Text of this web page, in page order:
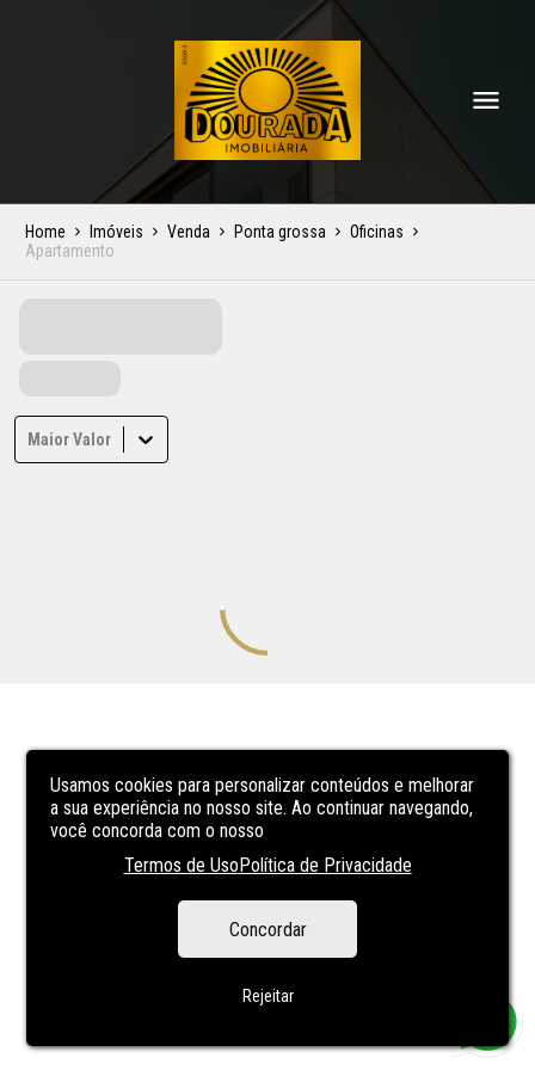
Usamos cookies para personalizar conteúdos e melhorar
a sua experiência no nosso site. Ao continuar navegando,
você concorda com o nosso
Termos de UsoPolítica de Privacidade
Concordar
Rejeitar
Home Imóveis Venda Ponta grossa
Oficinas
Apartamento
Maior Valor